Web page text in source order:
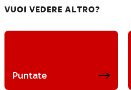
VUOI VEDERE ALTRO?
Puntate